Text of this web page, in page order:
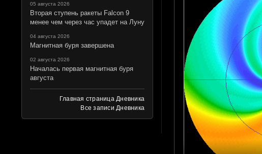
05 августа 2026
Вторая ступень ракеты Falcon 9
менее чем через час упадет на Луну
04 августа 2026
Магнитная буря завершена
02 августа 2026
Началась первая магнитная буря
августа
Главная страница Дневника
Все записи Дневника